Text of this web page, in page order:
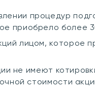
процедур
приобрело более
лицом, которое
не имеют
стоимости